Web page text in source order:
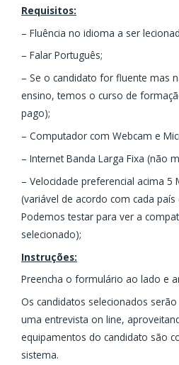
Requisitos:
– Fluência no idioma a ser
– Falar Português;
– Se o candidato for fluente mas
ensino, temos o curso de
pago);
– Computador com Webcam e
– Internet Banda Larga Fixa (não
– Velocidade preferencial acima 5
(variável de acordo com cada
Podemos testar para ver a
selecionado);
Instruções:
Preencha o formulário ao lado e
Os candidatos selecionados
uma entrevista on line,
equipamentos do candidato são
sistema.